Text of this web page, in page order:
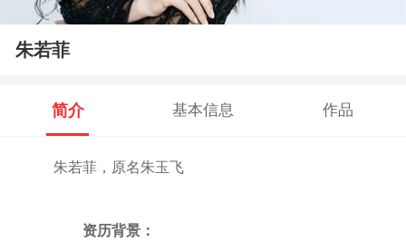
朱若菲
简介 基本信息 作品
朱若菲，原名朱玉飞
资历背景：